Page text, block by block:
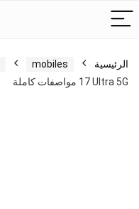
الرئيسية mobiles
17 Ultra 5G مواصفات كاملة